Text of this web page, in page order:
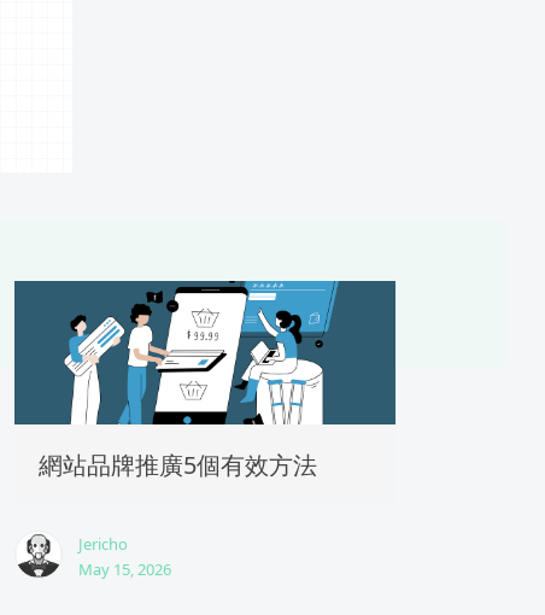
網站品牌推廣5個有效方法
Jericho
May 15, 2026